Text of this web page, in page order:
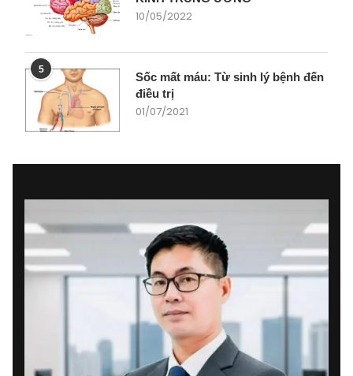
10/05/2022
5
Sốc mất máu: Từ sinh lý bệnh đến
điều trị
01/07/2021